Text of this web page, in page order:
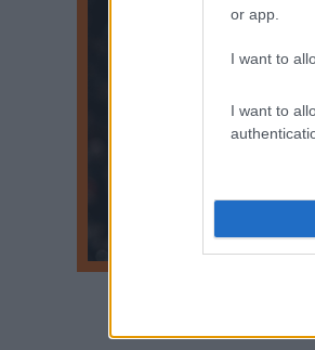
or app.
I want to
I want to